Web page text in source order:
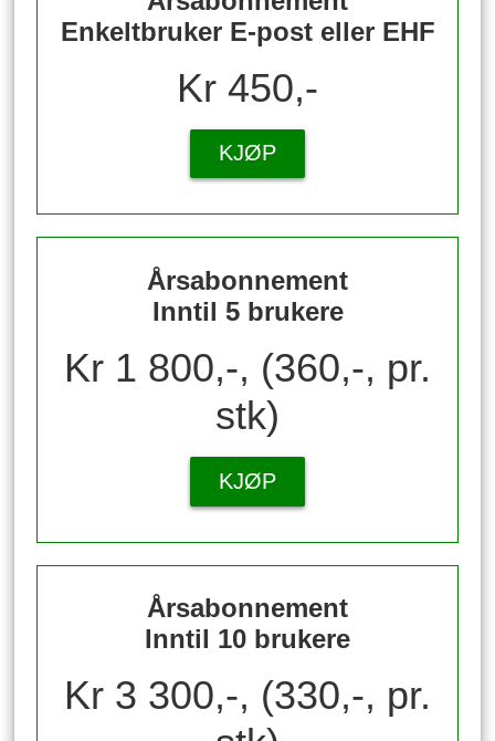
Enkeltbruker E-post eller EHF
Kr 450,-
KJØP
Årsabonnement
Inntil 5 brukere
Kr 1 800,-, (360,-, pr.
stk)
KJØP
Årsabonnement
Inntil 10 brukere
Kr 3 300,-, (330,-, pr.